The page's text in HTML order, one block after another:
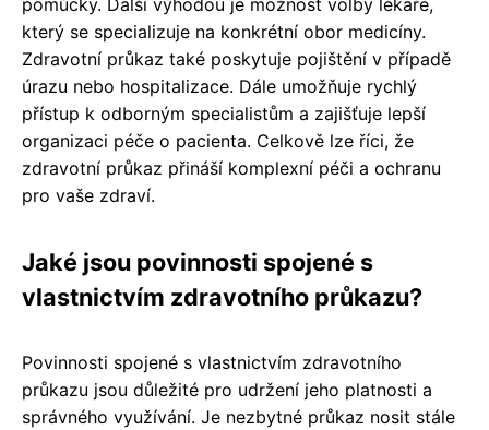
který se specializuje na konkrétní obor medicíny.
Zdravotní průkaz také poskytuje pojištění v případě
úrazu nebo hospitalizace. Dále umožňuje rychlý
přístup k odborným specialistům a zajišťuje lepší
organizaci péče o pacienta. Celkově lze říci, že
zdravotní průkaz přináší komplexní péči a ochranu
pro vaše zdraví.
Jaké jsou povinnosti spojené s
vlastnictvím zdravotního průkazu?
Povinnosti spojené s vlastnictvím zdravotního
průkazu jsou důležité pro udržení jeho platnosti a
správného využívání. Je nezbytné průkaz nosit stále